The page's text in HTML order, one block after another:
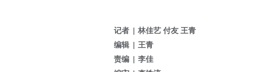
记者
林佳艺 付友 王青
编辑
王青
责编
李佳